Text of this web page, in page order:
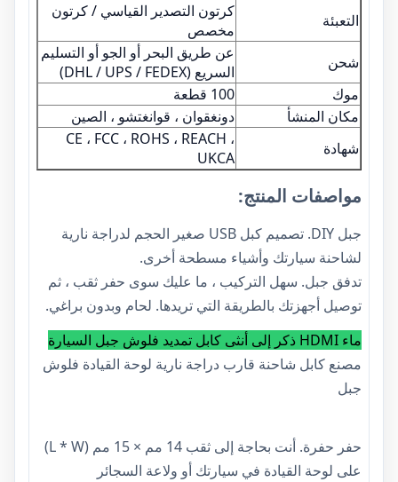
التعبئة
كرتون التصدير القياسي / كرتون
مخصص
شحن
عن طريق البحر أو الجو أو التسليم
السريع (DHL / UPS / FEDEX)
موك
100 قطعة
مكان المنشأ
دونغقوان ، قوانغتشو ، الصين
شهادة
CE ، FCC ، ROHS ، REACH ،
UKCA
مواصفات المنتج:
جبل DIY. تصميم كبل USB صغير الحجم لدراجة نارية
لشاحنة سيارتك وأشياء مسطحة أخرى.
تدفق جبل. سهل التركيب ، ما عليك سوى حفر ثقب ، ثم
توصيل أجهزتك بالطريقة التي تريدها. لحام وبدون براغي.
ماء HDMI ذكر إلى أنثى كابل تمديد فلوش جبل السيارة
مصنع كابل شاحنة قارب دراجة نارية لوحة القيادة فلوش
جبل
حفر حفرة. أنت بحاجة إلى ثقب 14 مم × 15 مم (L * W)
على لوحة القيادة في سيارتك أو ولاعة السجائر